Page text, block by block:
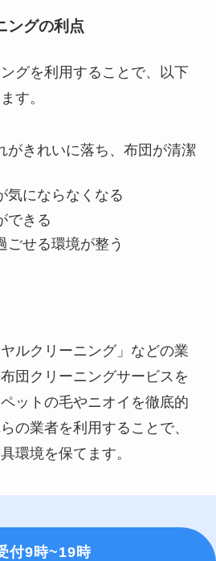
ングの利点
グを利用することで、以下
す。
がきれいに落ち、布団が清潔
気にならなくなる
できる
ごせる環境が整う
ルクリーニング」などの業
団クリーニングサービスを
ットの毛やニオイを徹底的
の業者を利用することで、
環境を保てます。
付9時~19時